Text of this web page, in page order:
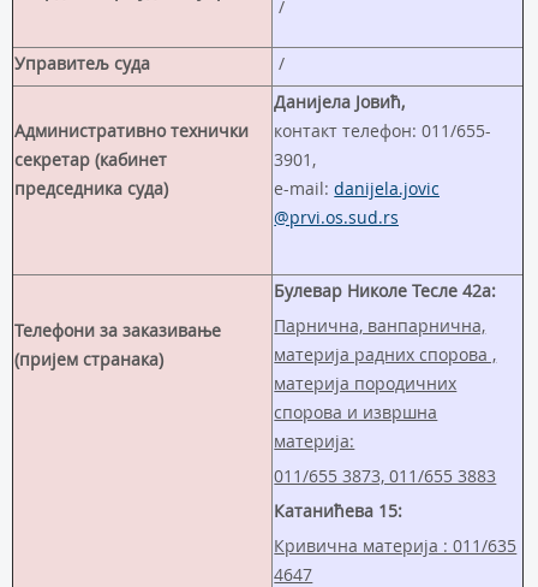
/
Управитељ суда /
Административно технички
секретар (кабинет
председника суда)
Данијела Јовић,
контакт телефон: 011/655-
3901,
e-mail:danijela.jovic
@prvi.os.sud.rs
Телефони за заказивање
(пријем странака)
Булевар Николе Тесле 42а:
Парнична, ванпарнична,
материја радних спорова ,
материја породичних
спорова и извршна
материја:
011/655 3873, 011/655 3883
Катанићева 15:
Кривична материја : 011/635
4647